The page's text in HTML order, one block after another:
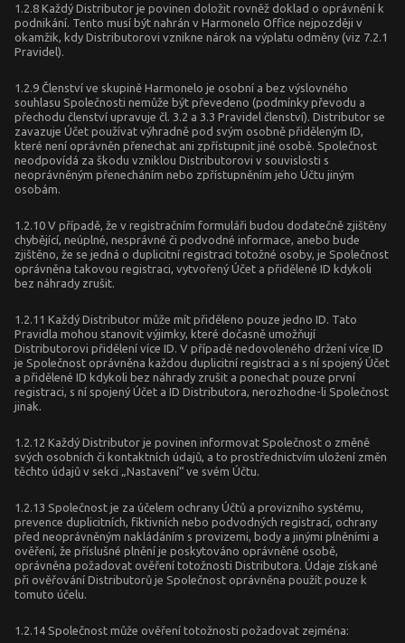
1.2.8 Každý Distributor je povinen doložit rovněž doklad o oprávnění k
podnikání. Tento musí být nahrán v Harmonelo Office nejpozději v
okamžik, kdy Distributorovi vznikne nárok na výplatu odměny (viz 7.2.1
Pravidel).
1.2.9 Členství ve skupině Harmonelo je osobní a bez výslovného
souhlasu Společnosti nemůže být převedeno (podmínky převodu a
přechodu členství upravuje čl. 3.2 a 3.3 Pravidel členství). Distributor se
zavazuje Účet používat výhradně pod svým osobně přiděleným ID,
které není oprávněn přenechat ani zpřístupnit jiné osobě. Společnost
neodpovídá za škodu vzniklou Distributorovi v souvislosti s
neoprávněným přenecháním nebo zpřístupněním jeho Účtu jiným
osobám.
1.2.10 V případě, že v registračním formuláři budou dodatečně zjištěny
chybějící, neúplné, nesprávné či podvodné informace, anebo bude
zjištěno, že se jedná o duplicitní registraci totožné osoby, je Společnost
oprávněna takovou registraci, vytvořený Účet a přidělené ID kdykoli
bez náhrady zrušit.
1.2.11 Každý Distributor může mít přiděleno pouze jedno ID. Tato
Pravidla mohou stanovit výjimky, které dočasně umožňují
Distributorovi přidělení více ID. V případě nedovoleného držení více ID
je Společnost oprávněna každou duplicitní registraci a s ní spojený Účet
a přidělené ID kdykoli bez náhrady zrušit a ponechat pouze první
registraci, s ní spojený Účet a ID Distributora, nerozhodne-li Společnost
jinak.
1.2.12 Každý Distributor je povinen informovat Společnost o změně
svých osobních či kontaktních údajů, a to prostřednictvím uložení změn
těchto údajů v sekci „Nastavení“ ve svém Účtu.
1.2.13 Společnost je za účelem ochrany Účtů a provizního systému,
prevence duplicitních, fiktivních nebo podvodných registrací, ochrany
před neoprávněným nakládáním s provizemi, body a jinými plněními a
ověření, že příslušné plnění je poskytováno oprávněné osobě,
oprávněna požadovat ověření totožnosti Distributora. Údaje získané
při ověřování Distributorů je Společnost oprávněna použít pouze k
tomuto účelu.
1.2.14 Společnost může ověření totožnosti požadovat zejména: